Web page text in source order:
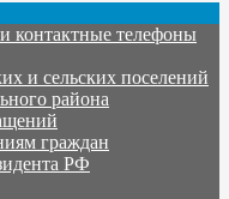
контактные телефоны
и сельских поселений
района
граждан
РФ